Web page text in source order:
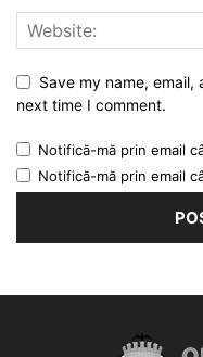
Save my name,
next time I comment.
Notifică-mă prin email
Notifică-mă prin email